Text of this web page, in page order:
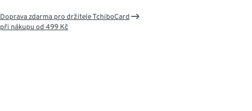
Doprava zdarma pro držitele TchiboCard
při nákupu od 499 Kč